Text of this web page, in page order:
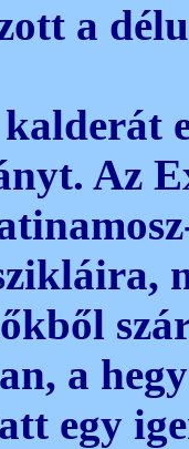
a
Az
a
egy